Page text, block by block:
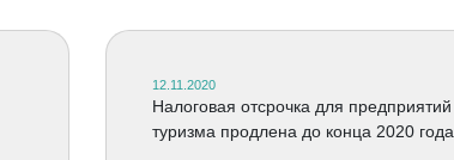
12.11.2020
Налоговая отсрочка для предприятий
туризма продлена до конца 2020 года